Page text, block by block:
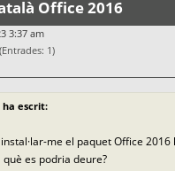
Office 2016
3:37 am
(Entrades: 1)
ha escrit:
me el paquet Office
què es podria deure?